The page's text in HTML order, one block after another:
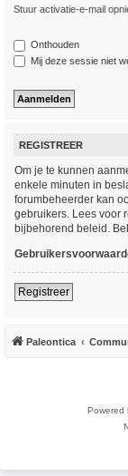
Stuur activatie-e-mail
Onthouden
Mij deze sessie niet
REGISTREER
Om je te kunnen
enkele minuten in
forumbeheerder kan
gebruikers. Lees voor
bijbehorend beleid.
Registreer
Paleontica
Powered